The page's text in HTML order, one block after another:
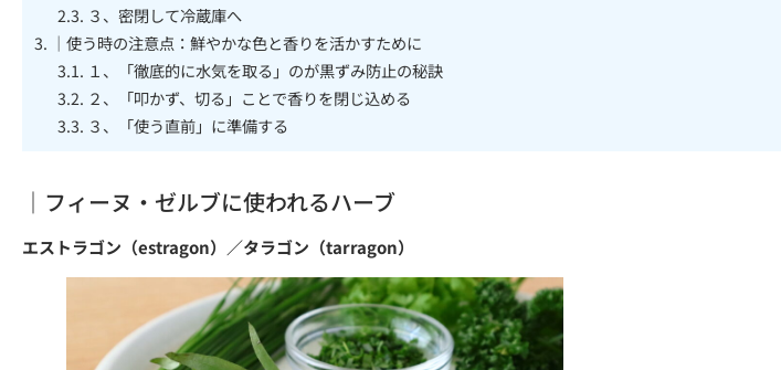
2.3. ３、密閉して冷蔵庫へ
3. ｜使う時の注意点：鮮やかな色と香りを活かすために
3.1. １、「徹底的に水気を取る」のが黒ずみ防止の秘訣
3.2. ２、「叩かず、切る」ことで香りを閉じ込める
3.3. ３、「使う直前」に準備する
｜フィーヌ・ゼルブに使われるハーブ
エストラゴン（estragon）／タラゴン（tarragon）